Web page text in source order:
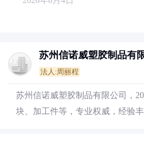
苏州信诺威塑胶制品有
法人:周丽程
苏州信诺威塑胶制品有限公司，
块、加工件等，专业权威，经验丰